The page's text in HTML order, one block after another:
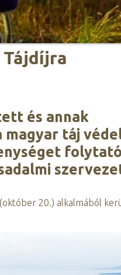
és annak
táj
folytató
20.) alkalmából